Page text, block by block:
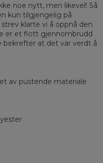
noe nytt, men likevel! Så
kun tilgjengelig på
klarte vi å oppnå den
er et flott gjennombrudd
bekrefter at det var verdt å
av pustende materiale